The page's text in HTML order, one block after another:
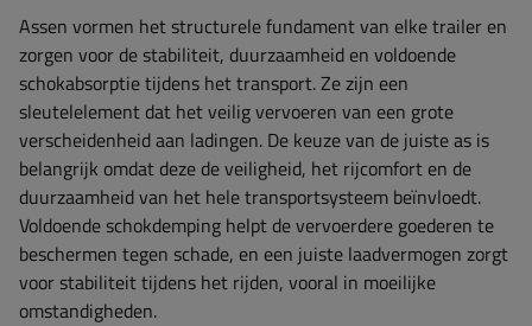
Assen vormen het structurele fundament van elke trailer en
zorgen voor de stabiliteit, duurzaamheid en voldoende
schokabsorptie tijdens het transport. Ze zijn een
sleutelelement dat het veilig vervoeren van een grote
verscheidenheid aan ladingen. De keuze van de juiste as is
belangrijk omdat deze de veiligheid, het rijcomfort en de
duurzaamheid van het hele transportsysteem beïnvloedt.
Voldoende schokdemping helpt de vervoerdere goederen te
beschermen tegen schade, en een juiste laadvermogen zorgt
voor stabiliteit tijdens het rijden, vooral in moeilijke
omstandigheden.